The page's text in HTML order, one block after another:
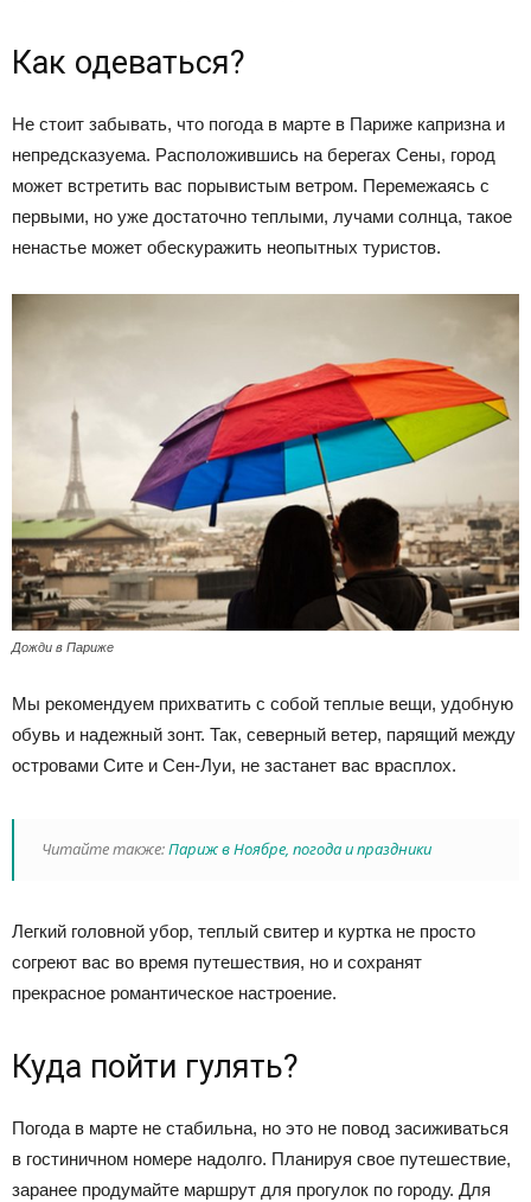
Как одеваться?
Не стоит забывать, что погода в марте в Париже капризна и
непредсказуема. Расположившись на берегах Сены, город
может встретить вас порывистым ветром. Перемежаясь с
первыми, но уже достаточно теплыми, лучами солнца, такое
ненастье может обескуражить неопытных туристов.
Дожди в Париже
Мы рекомендуем прихватить с собой теплые вещи, удобную
обувь и надежный зонт. Так, северный ветер, парящий между
островами Сите и Сен-Луи, не застанет вас врасплох.
Читайте также:Париж в Ноябре, погода и праздники
Легкий головной убор, теплый свитер и куртка не просто
согреют вас во время путешествия, но и сохранят
прекрасное романтическое настроение.
Куда пойти гулять?
Погода в марте не стабильна, но это не повод засиживаться
в гостиничном номере надолго. Планируя свое путешествие,
заранее продумайте маршрут для прогулок по городу. Для